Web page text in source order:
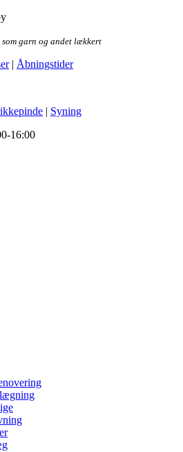
garn og andet lækkert
| Åbningstider
| Syning
16:00